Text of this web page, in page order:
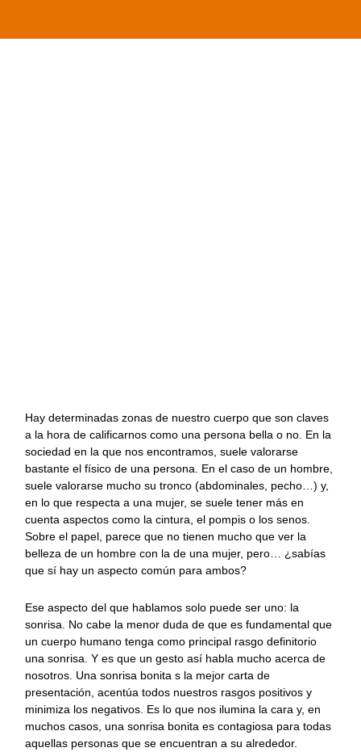
Hay determinadas zonas de nuestro cuerpo que son claves
a la hora de calificarnos como una persona bella o no. En la
sociedad en la que nos encontramos, suele valorarse
bastante el físico de una persona. En el caso de un hombre,
suele valorarse mucho su tronco (abdominales, pecho…) y,
en lo que respecta a una mujer, se suele tener más en
cuenta aspectos como la cintura, el pompis o los senos.
Sobre el papel, parece que no tienen mucho que ver la
belleza de un hombre con la de una mujer, pero… ¿sabías
que sí hay un aspecto común para ambos?
Ese aspecto del que hablamos solo puede ser uno: la
sonrisa. No cabe la menor duda de que es fundamental que
un cuerpo humano tenga como principal rasgo definitorio
una sonrisa. Y es que un gesto así habla mucho acerca de
nosotros. Una sonrisa bonita s la mejor carta de
presentación, acentúa todos nuestros rasgos positivos y
minimiza los negativos. Es lo que nos ilumina la cara y, en
muchos casos, una sonrisa bonita es contagiosa para todas
aquellas personas que se encuentran a su alrededor.